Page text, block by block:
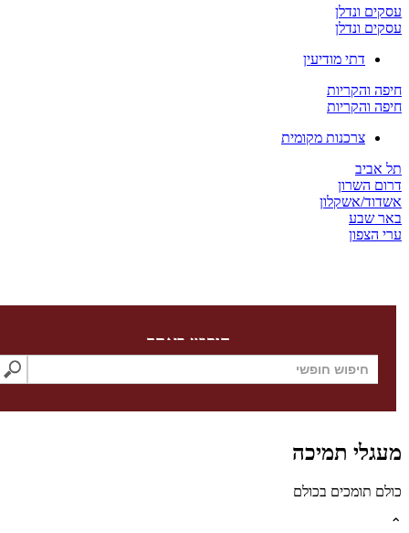
ונדלן
ונדלן
דתי מודיעין
צרכנות מקומית
אשקלון
חיפוש באתר
תמיכה
בכולם